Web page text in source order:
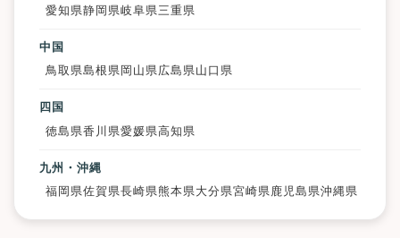
愛知県静岡県岐阜県 三重県
中国
鳥取県島根県 岡山県広島県山口県
四国
徳島県香川県愛媛県高知県
九州・沖縄
福岡県佐賀県長崎県熊本県大分県宮崎県鹿児島県沖縄県